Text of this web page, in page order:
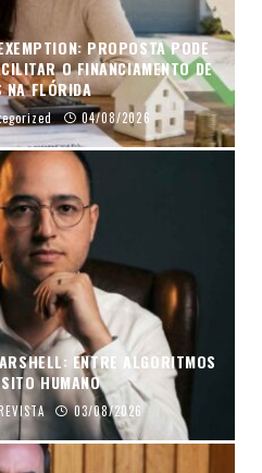
PROPOSTA PODE
O FINANCIAMENTO DE
NA FLÓRIDA
04/08/2026
ENTRE ALGORITMOS
HUMANO
03/08/2026